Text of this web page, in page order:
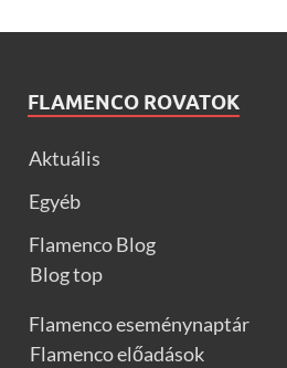
FLAMENCO ROVATOK
Aktuális
Egyéb
Flamenco Blog
Blog top
Flamenco eseménynaptár
Flamenco előadások